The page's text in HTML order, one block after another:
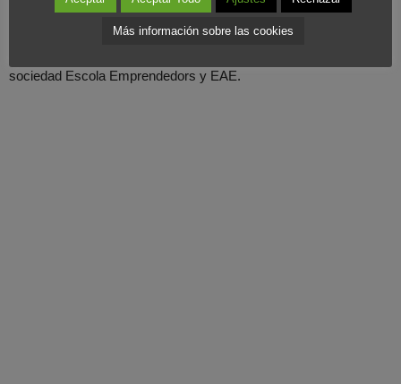
negocios”. Además creemos que el objetivo de
formar a
desde la secundaria debe ser una prioridad de cara
sociedad Escola Emprendedors y EAE.
Más información sobre las cookies